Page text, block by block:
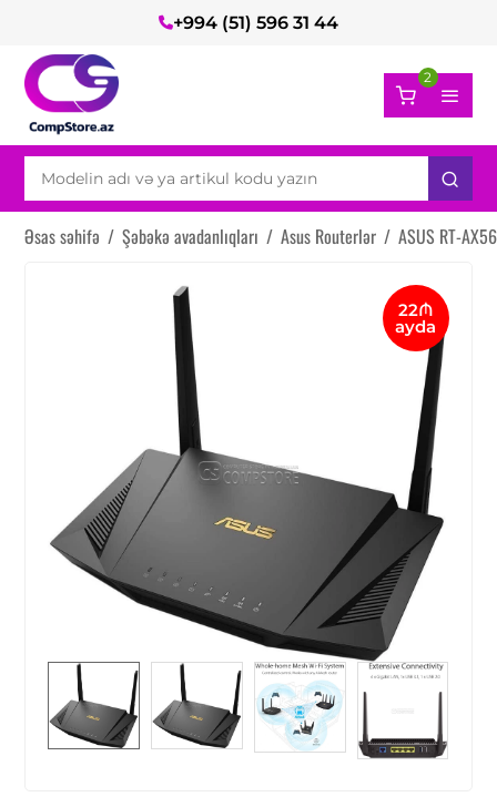
+994 (51) 596 31 44
2
Əsas səhifə / Şəbəkə avadanlıqları / Asus Routerlər / ASUS RT-
22₼
ayda